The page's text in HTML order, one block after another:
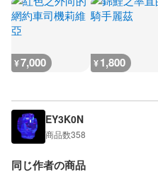
¥7,000 ¥1,800
EY3K0N
商品数358
同じ作者の商品